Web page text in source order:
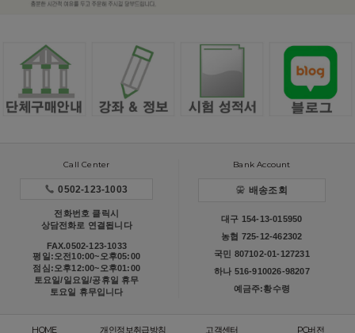
Call Center
0502-123-1003
전화번호 클릭시
상담전화로 연결됩니다
FAX.0502-123-1033
평일:오전10:00~오후05:00
점심:오후12:00~오후01:00
토요일/일요일/공휴일 휴무
토요일 휴무입니다
Bank Account
배송조회
대구 154-13-015950
농협 725-12-462302
국민 807102-01-127231
하나 516-910026-98207
예금주:황수령
HOME 개인정보취급방침 고객센터 PC버전